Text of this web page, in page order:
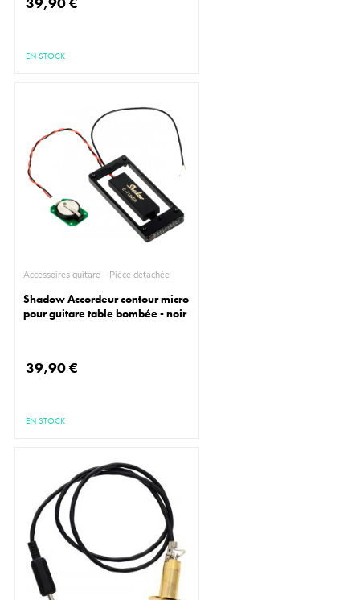
EN STOCK
Accessoires guitare - Pièce détachée
Shadow Accordeur contour micro
pour guitare table bombée - noir
39,90 €
EN STOCK